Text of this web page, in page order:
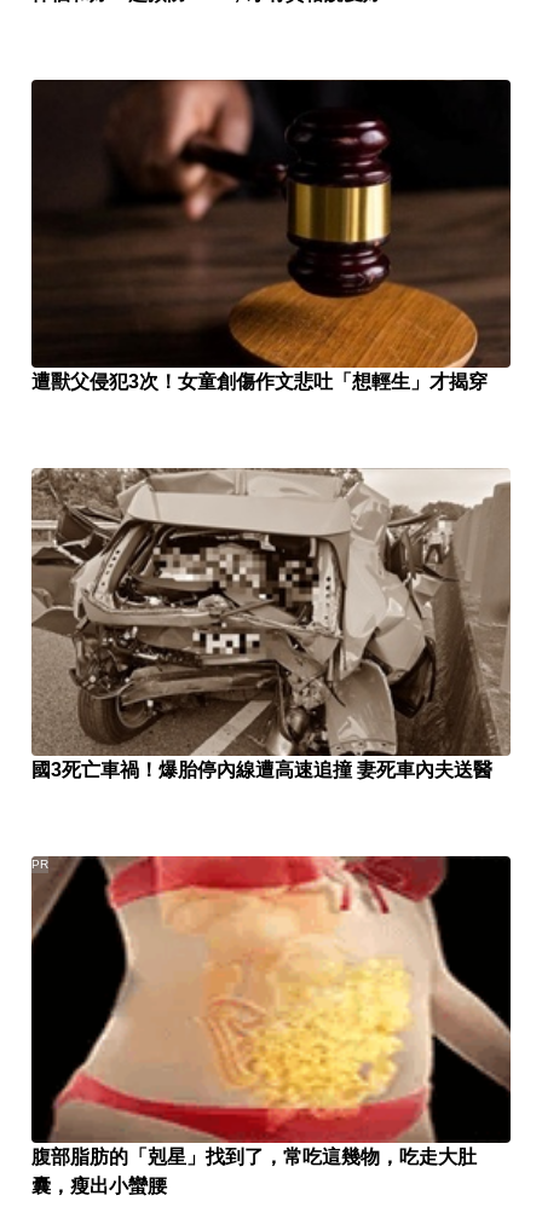
遭獸父侵犯3次！女童創傷作文悲吐「想輕生」才揭穿
國3死亡車禍！爆胎停內線遭高速追撞 妻死車內夫送醫
腹部脂肪的「剋星」找到了，常吃這幾物，吃走大肚
囊，瘦出小蠻腰
PR